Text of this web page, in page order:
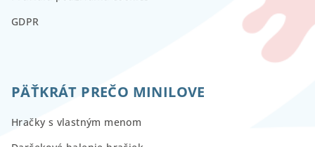
GDPR
PÄŤKRÁT PREČO MINILOVE
Hračky s vlastným menom